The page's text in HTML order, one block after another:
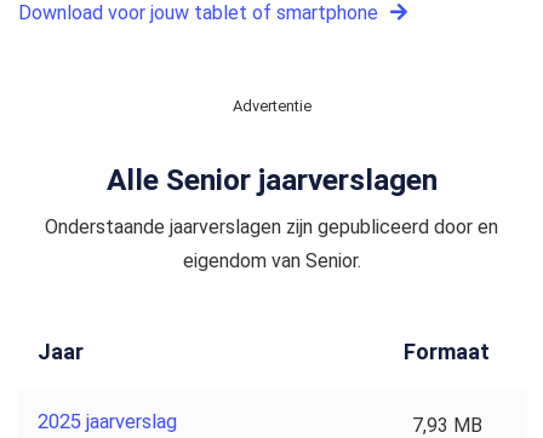
Download voor jouw tablet of smartphone
Advertentie
Alle Senior jaarverslagen
Onderstaande jaarverslagen zijn gepubliceerd door en
eigendom van Senior.
Jaar Formaat
2025 jaarverslag 7,93 MB